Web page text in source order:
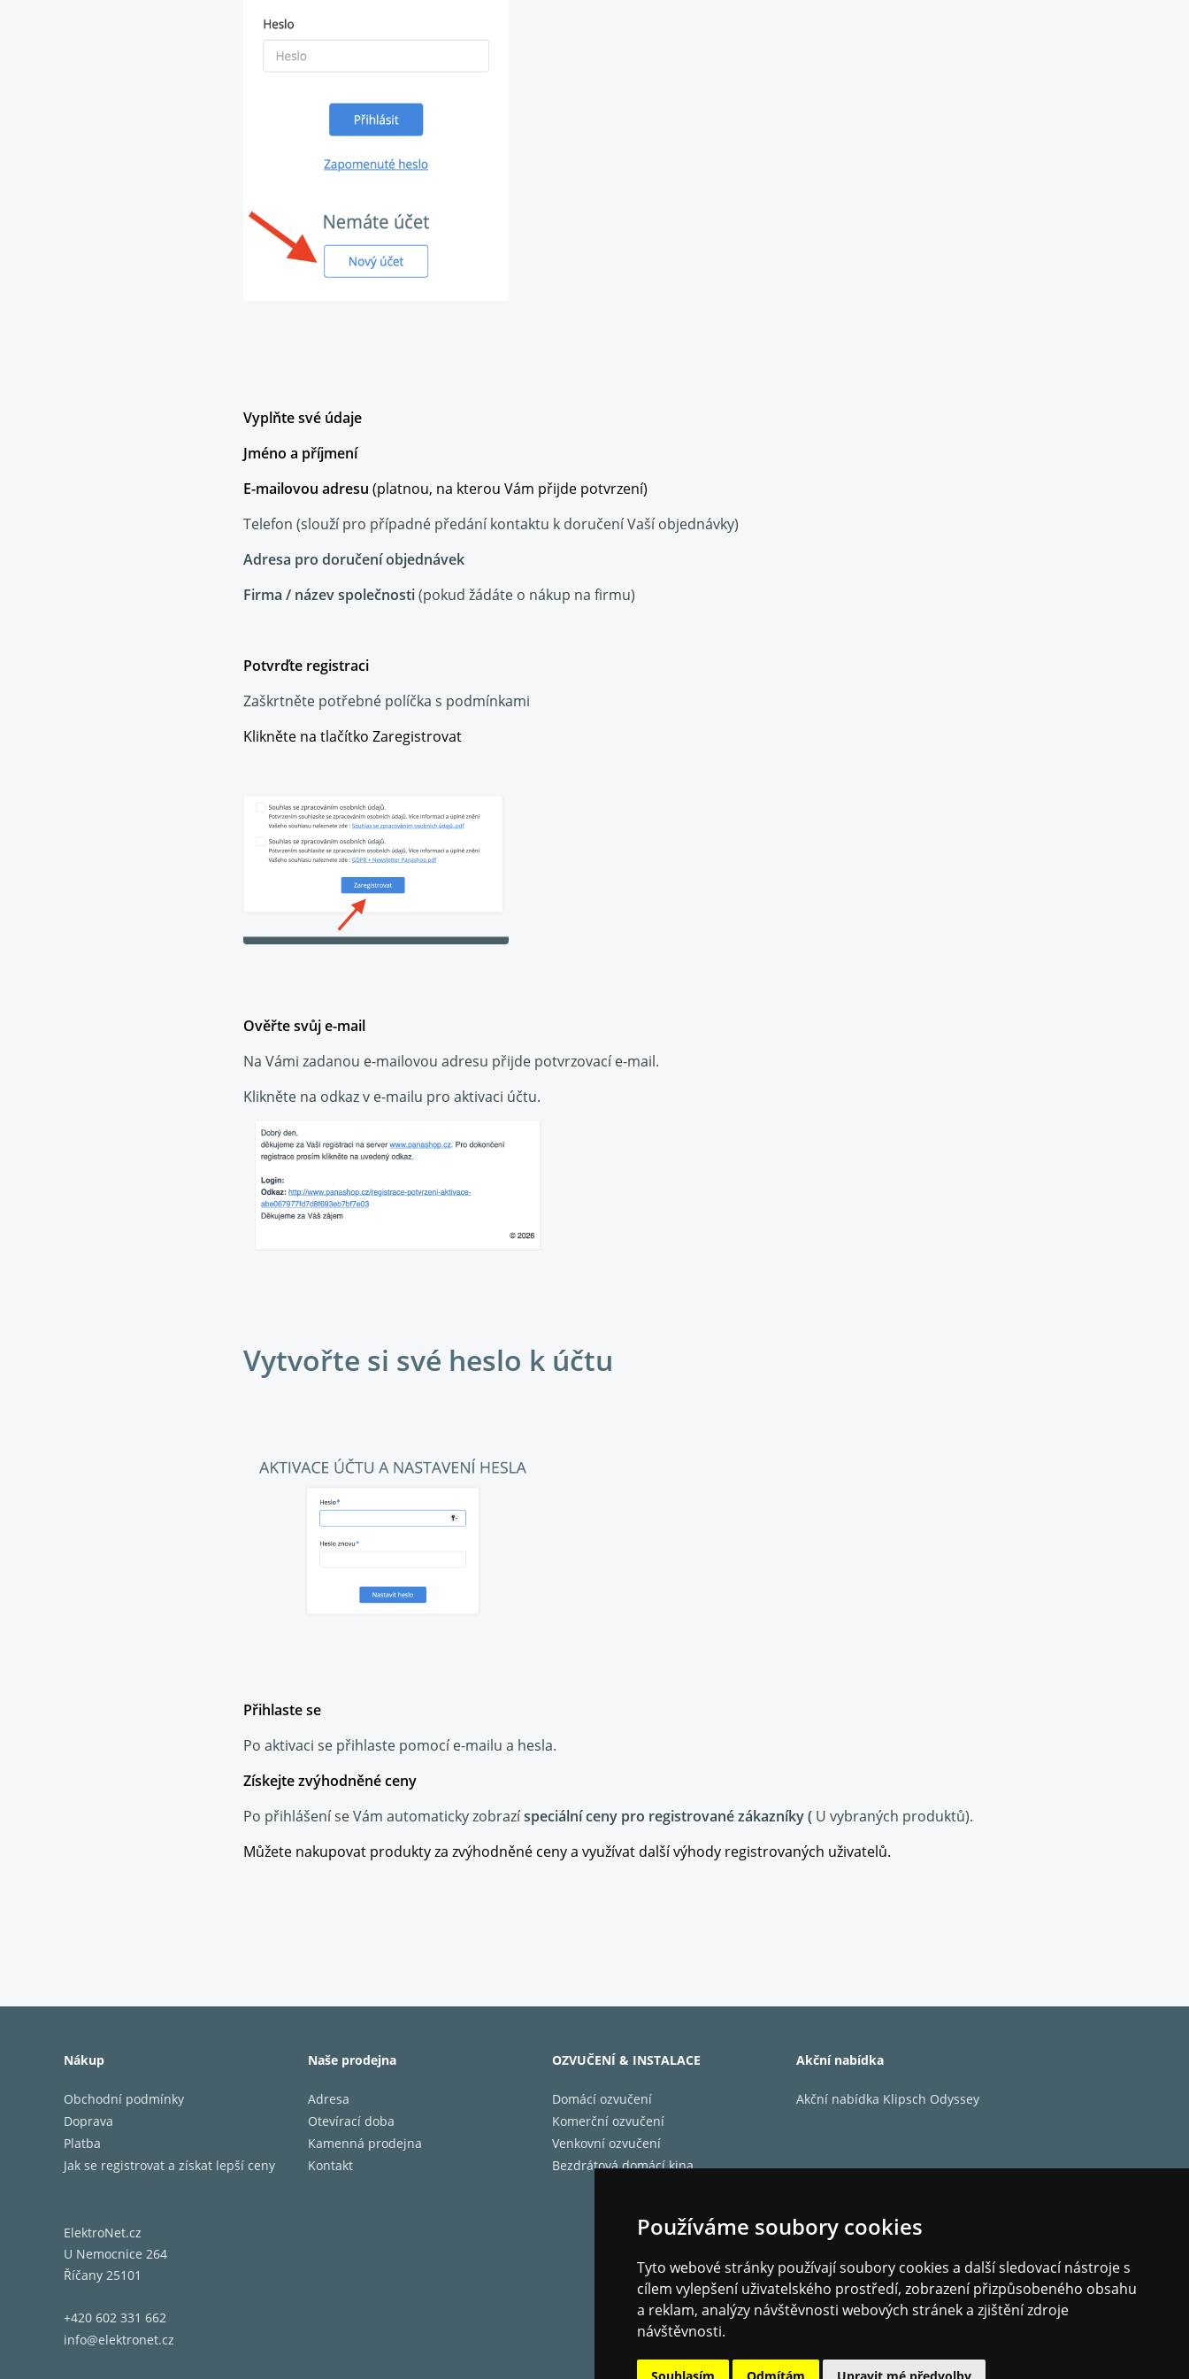
Používáme soubory cookies
Tyto webové stránky používají soubory cookies a další sledovací nástroje s
cílem vylepšení uživatelského prostředí, zobrazení přizpůsobeného obsahu
a reklam, analýzy návštěvnosti webových stránek a zjištění zdroje
návštěvnosti.
Vyplňte své údaje
Jméno a příjmení
E-mailovou adresu (platnou, na kterou Vám přijde potvrzení)
Telefon (slouží pro případné předání kontaktu k doručení Vaší objednávky)
Adresa pro doručeníobjednávek
Firma / název společnosti(pokud žádáte o nákup na firmu)
Potvrďte registraci
Zaškrtněte potřebné políčka s podmínkami
Klikněte na tlačítko Zaregistrovat
Ověřte svůj e-mail
Na Vámi zadanou e-mailovou adresu přijde potvrzovací e-mail.
Klikněte na odkaz v e-mailu pro aktivaci účtu.
Vytvořte si své heslo k účtu
Přihlaste se
Po aktivaci se přihlaste pomocí e-mailu a hesla.
Získejte zvýhodněné ceny
Po přihlášení se Vám automaticky zobrazíspeciální ceny pro registrované zákazníky ( U vybraných produktů).
Můžete nakupovat produkty za zvýhodněné ceny a využívat další výhody registrovaných uživatelů.
Nákup
Obchodní podmínky
Doprava
Platba
Jak se registrovat a získat lepší ceny
Naše prodejna
Adresa
Otevírací doba
Kamenná prodejna
Kontakt
OZVUČENÍ & INSTALACE
Domácí ozvučení
Komerční ozvučení
Venkovní ozvučení
Bezdrátová domácí kina
Akční nabídka
Akční nabídka Klipsch Odyssey
ElektroNet.cz
U Nemocnice 264
Říčany 25101
+420 602 331 662
info@elektronet.cz